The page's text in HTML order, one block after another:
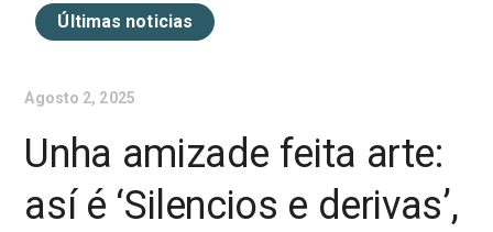
Últimas noticias
Agosto 2, 2025
Unha amizade feita arte:
así é ‘Silencios e derivas’,